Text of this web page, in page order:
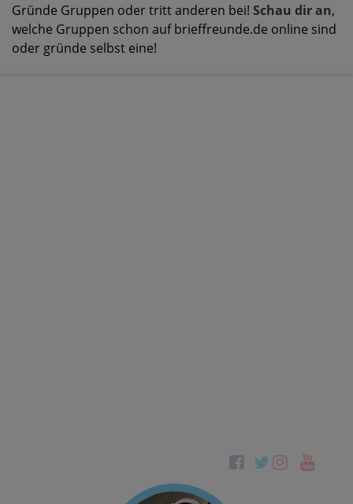
Gründe Gruppen oder tritt anderen bei! Schau dir an,
welche Gruppen schon auf brieffreunde.de online sind
oder gründe selbst eine!